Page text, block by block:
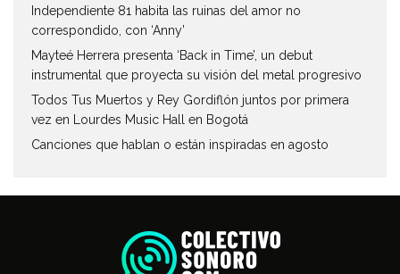
Independiente 81 habita las ruinas del amor no
correspondido, con ‘Anny’
Mayteé Herrera presenta ‘Back in Time’, un debut
instrumental que proyecta su visión del metal progresivo
Todos Tus Muertos y Rey Gordiflón juntos por primera
vez en Lourdes Music Hall en Bogotá
Canciones que hablan o están inspiradas en agosto